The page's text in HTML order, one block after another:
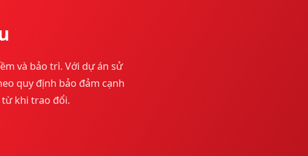
và bảo trì. Với dự án sử
quy định bảo đảm cạnh
khi trao đổi.